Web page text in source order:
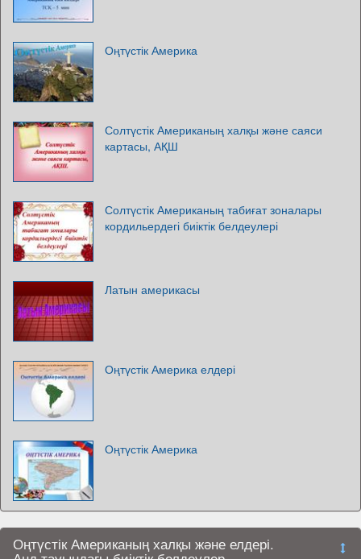
Оңтүстік Америка
Солтүстік Американың халқы және саяси
картасы, АҚШ
Солтүстік Американың табиғат зоналары
кордильердегі биіктік белдеулері
Латын америкасы
Оңтүстік Америка елдері
Оңтүстік Америка
Оңтүстік Американың халқы және елдері.